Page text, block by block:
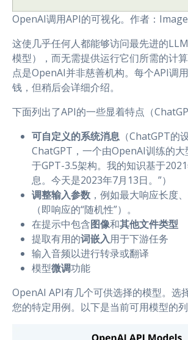
OpenAI调用API的可视化。作者：
这使几乎任何人都能够访问最先进的
模型），而无需提供运行它们所需的计
点是OpenAI并非慈善机构。每个API调
钱，但稍后会详细介绍。
下面列出了API的一些显着特点（
可自定义的系统消息 （ChatGPT的
ChatGPT，一个由OpenAI训练的大
于GPT-3.5架构。我的知识基于
息。今天是2023年7月13日。”）
调整输入参数 ，例如最大响应长度
（即响应的“随机性”）。
在提示中包含图像和其他文件类型
提取有用的词嵌入用于下游任务
输入音频以进行转录或翻译
模型微调功能
OpenAI API有几个可供选择的模型。选
您的特定用例。以下是当前可用模型的列